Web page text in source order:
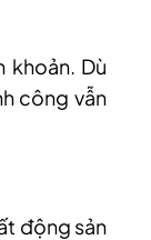
khoản. Dù
công vẫn
động sản